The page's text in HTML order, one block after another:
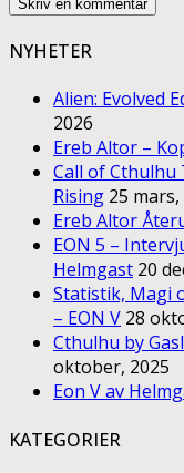
NYHETER
Alien: Evolved
2026
Ereb Altor –
Call of Cthulhu
Rising 25 mars,
Ereb Altor
EON 5 –
Helmgast 20
Statistik, Magi
– EON V 28
Cthulhu by
oktober, 2025
Eon V av
KATEGORIER